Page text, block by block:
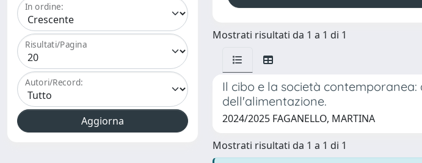
In ordine:
Risultati/Pagina
Autori/Record:
Mostrati risultati da 1 a 1 di 1
Il cibo e la società
dell'alimentazione.
2024/2025 FAGANELLO, MARTINA
Mostrati risultati da 1 a 1 di 1